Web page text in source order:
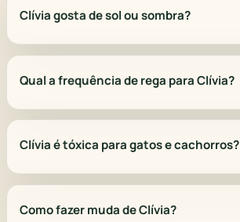
Clívia gosta de sol ou sombra?
Qual a frequência de rega para Clívia?
Clívia é tóxica para gatos e cachorros?
Como fazer muda de Clívia?